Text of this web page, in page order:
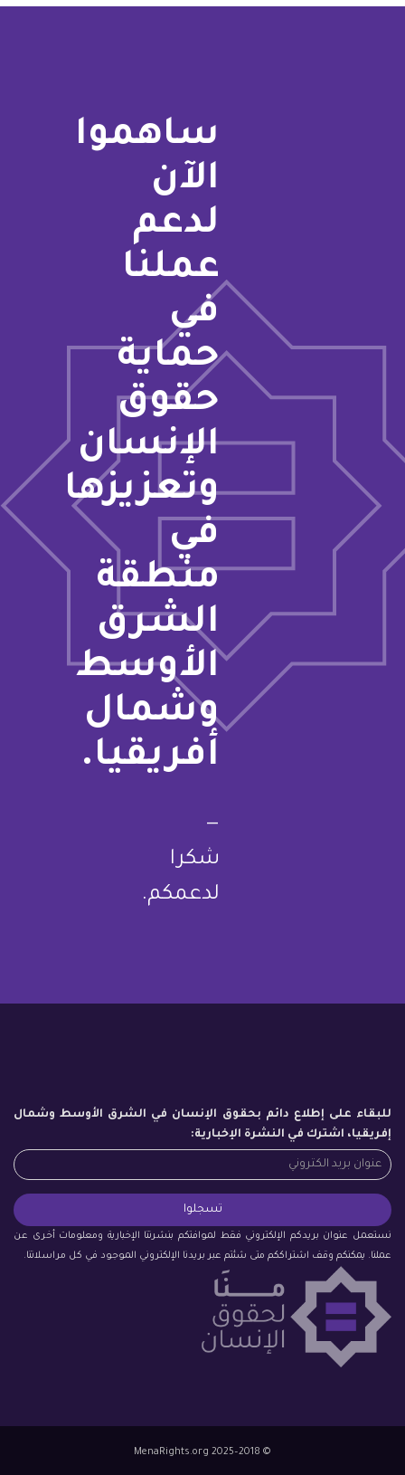
ساهموا
الآن
لدعم
عملنا
في
حماية
حقوق
الإنسان
وتعزيزها
في
منطقة
الشرق
الأوسط
وشمال
أفريقيا.
—
شكرا
لدعمكم.
للبقاء على إطلاع دائم بحقوق الإنسان في الشرق الأوسط وشمال
إفريقيا، اشترك في النشرة الإخبارية:
نستعمل عنوان بريدكم الإلكتروني فقط لموافتكم بنشرتنا الإخبارية ومعلومات أخرى عن
عملنا. يمكنكم وقف اشتراككم متى شئتم عبر بريدنا الإلكتروني الموجود في كل مراسلاتنا.
© 2018–2025 MenaRights.org